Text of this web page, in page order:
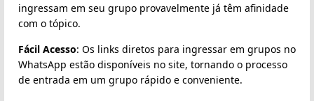
ingressam em seu grupo provavelmente já têm afinidade
com o tópico.
Fácil Acesso: Os links diretos para ingressar em grupos no
WhatsApp estão disponíveis no site, tornando o processo
de entrada em um grupo rápido e conveniente.